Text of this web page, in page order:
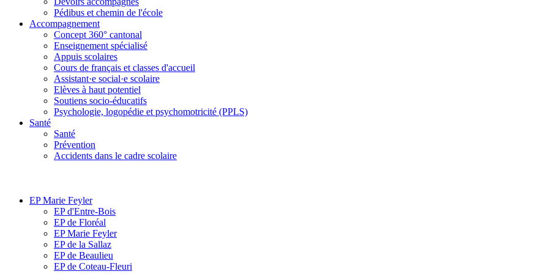
Pédibus et chemin de l'école
Accompagnement
Concept 360° cantonal
Enseignement spécialisé
Appuis scolaires
Cours de français et classes d'accueil
Assistant·e social·e scolaire
Elèves à haut potentiel
Soutiens socio-éducatifs
Psychologie, logopédie et psychomotricité (PPLS)
Santé
Santé
Prévention
Accidents dans le cadre scolaire
EP Marie Feyler
EP d'Entre-Bois
EP de Floréal
EP Marie Feyler
EP de la Sallaz
EP de Beaulieu
EP de Coteau-Fleuri